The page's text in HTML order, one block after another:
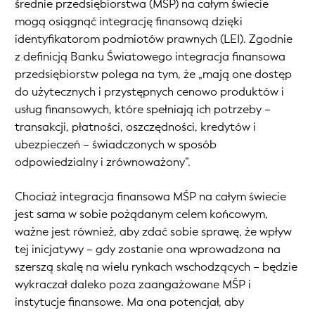
średnie przedsiębiorstwa (MŚP) na całym świecie
mogą osiągnąć integrację finansową dzięki
identyfikatorom podmiotów prawnych (LEI). Zgodnie
z definicją Banku Światowego integracja finansowa
przedsiębiorstw polega na tym, że „mają one dostęp
do użytecznych i przystępnych cenowo produktów i
usług finansowych, które spełniają ich potrzeby –
transakcji, płatności, oszczędności, kredytów i
ubezpieczeń – świadczonych w sposób
odpowiedzialny i zrównoważony”.
Chociaż integracja finansowa MŚP na całym świecie
jest sama w sobie pożądanym celem końcowym,
ważne jest również, aby zdać sobie sprawę, że wpływ
tej inicjatywy – gdy zostanie ona wprowadzona na
szerszą skalę na wielu rynkach wschodzących – będzie
wykraczał daleko poza zaangażowane MŚP i
instytucje finansowe. Ma ona potencjał, aby